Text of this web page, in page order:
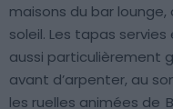
maisons du bar
soleil. Les tapas
aussi particulièrement
avant d’arpenter, au
les ruelles animées de